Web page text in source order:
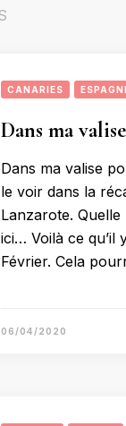
CANARIES
Dans ma
Dans ma valise
le voir dans la
Lanzarote.
ici… Voilà ce qu’il
Février. Cela
06/04/2020